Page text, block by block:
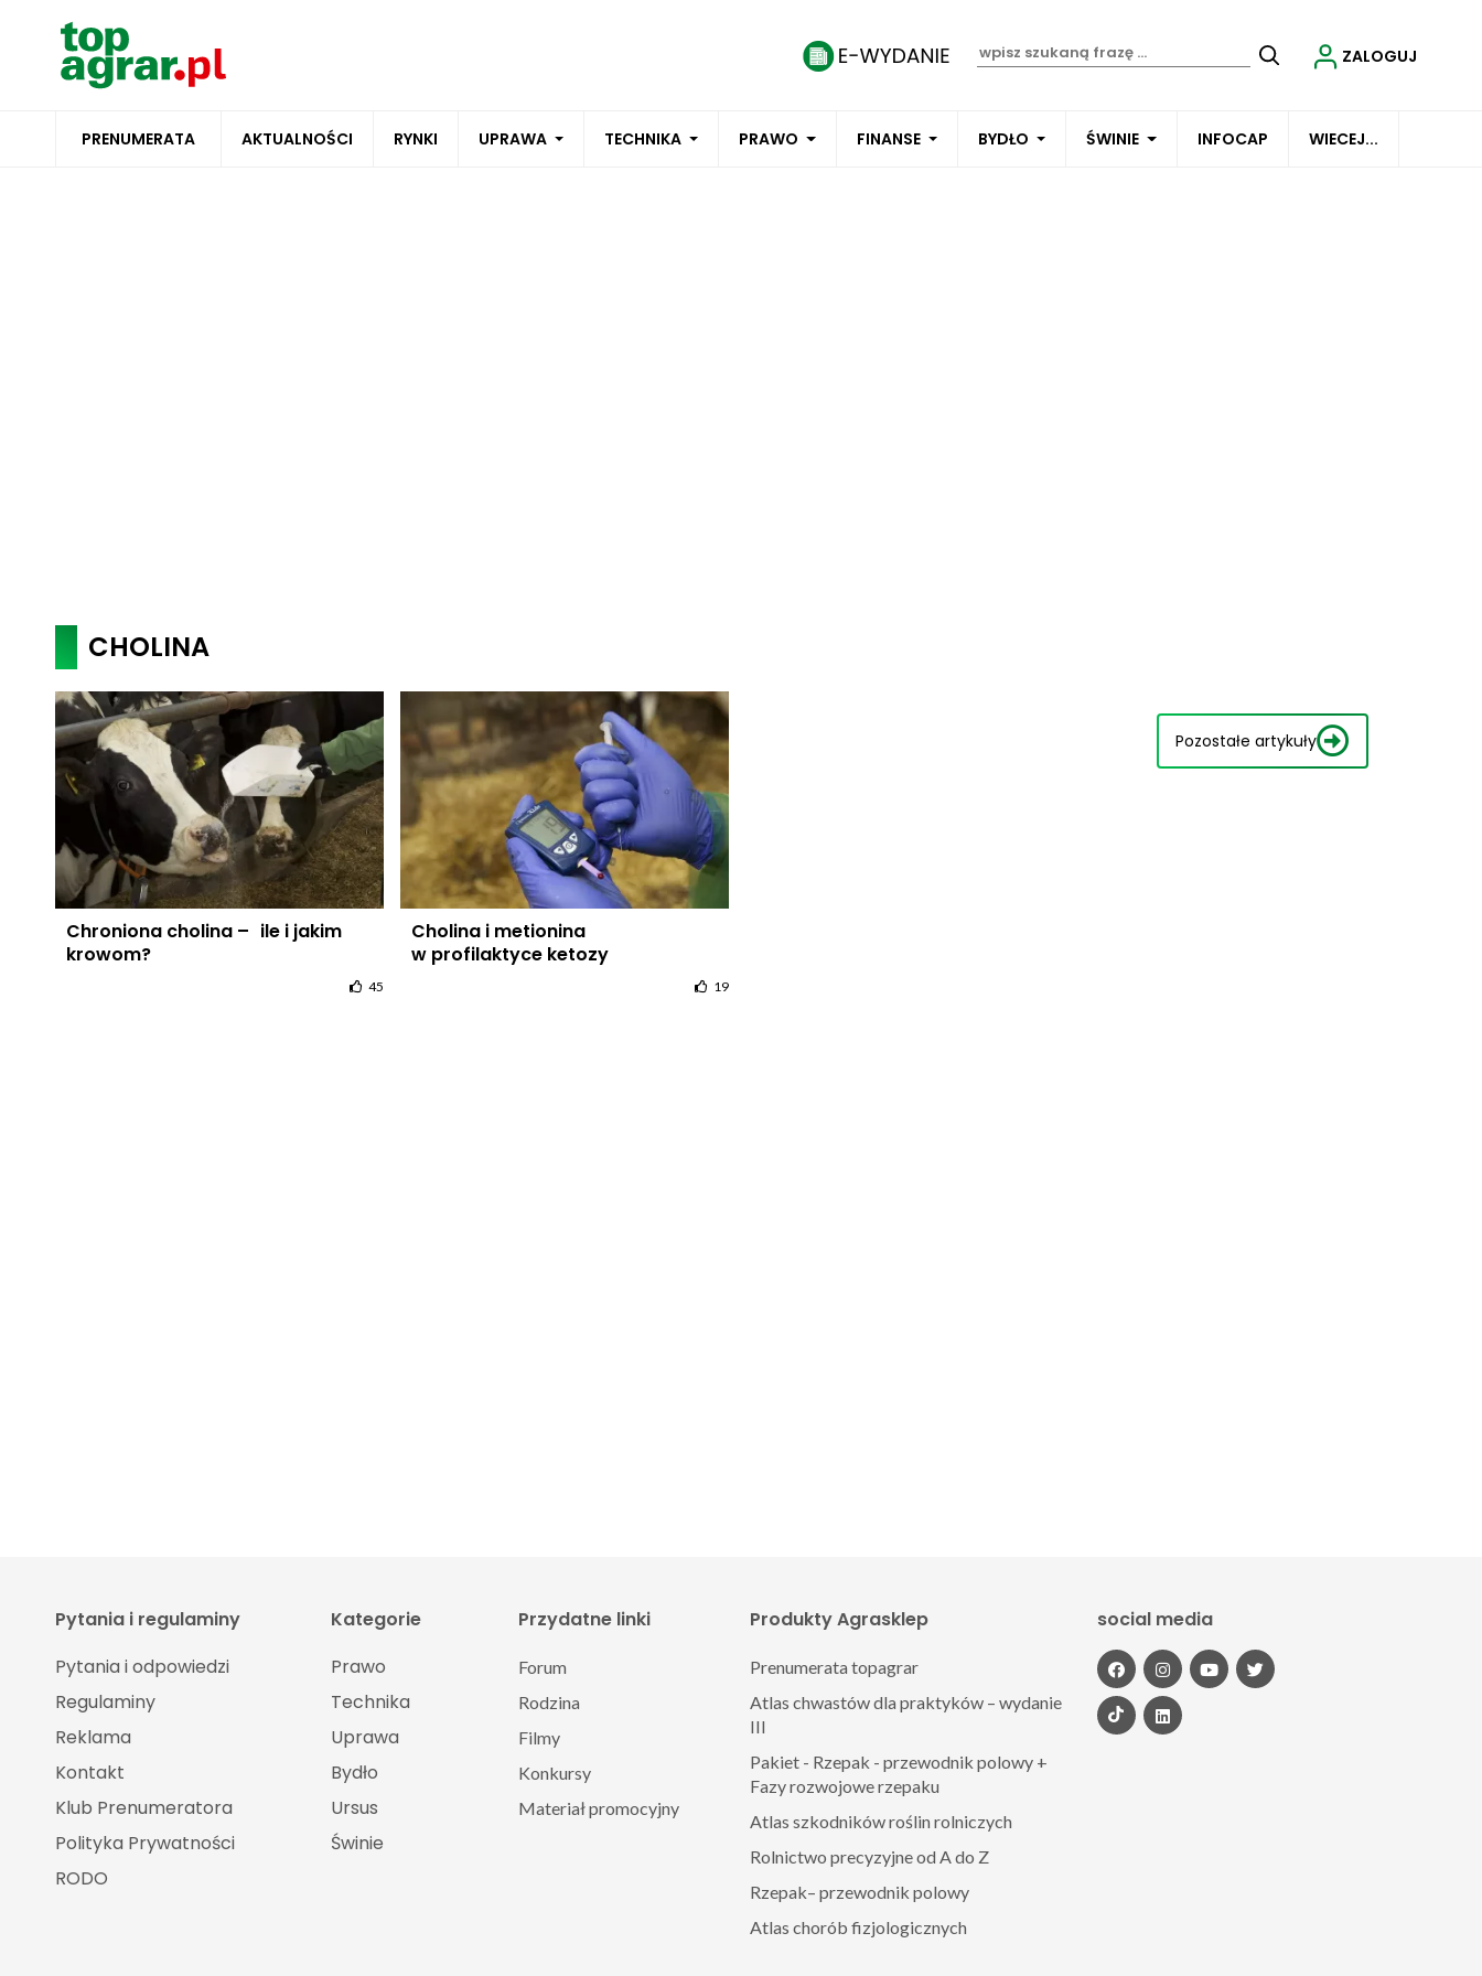
PRENUMERATA AKTUALNOŚCI RYNKI UPRAWA TECHNIKA PRAWO FINANSE BYDŁO ŚWINIE INFOCAP WIECEJ...
ZALOGUJ
CHOLINA
Chroniona cholina – ile i jakim
krowom?
45
Cholina i metionina
w profilaktyce ketozy
19
Pozostałe artykuły
Pytania i regulaminy
Pytania i odpowiedzi
Regulaminy
Reklama
Kontakt
Klub Prenumeratora
Polityka Prywatności
RODO
Kategorie
Prawo
Technika
Uprawa
Bydło
Ursus
Świnie
Produkty Agrasklep
Prenumerata topagrar
Atlas chwastów dla praktyków – wydanie
III
Pakiet - Rzepak - przewodnik polowy +
Fazy rozwojowe rzepaku
Atlas szkodników roślin rolniczych
Rolnictwo precyzyjne od A do Z
Rzepak– przewodnik polowy
Atlas chorób fizjologicznych
Przydatne linki
Forum
Rodzina
Filmy
Konkursy
Materiał promocyjny
social media